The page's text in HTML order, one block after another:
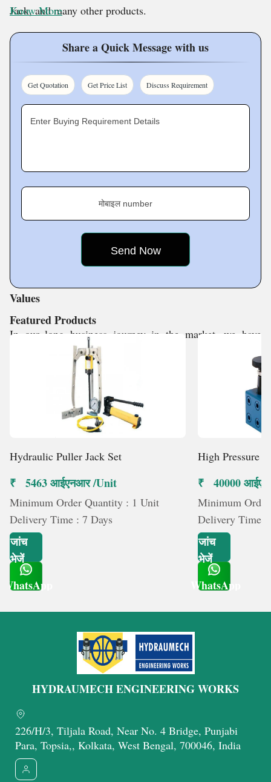
Jack, and many other products.
Mission
Our mission statement truly defines who we are and the
commitment to provide excellent service to respectable
Vision
efficient, productive, and economic solutions to
customers industrial requirements.
Values
In our long business journey in the market, we have
developed strong goodwill because of
Know More
Share a Quick Message with us
Get Quotation Get Price List Discuss Requirement
Enter Buying Requirement Details
मोबाइल number
Featured Products
Hydraulic Puller Jack Set
₹ 5463 आईएनआर /Unit
Minimum Order Quantity : 1 Unit
Delivery Time : 7 Days
जांच
भेजें
WhatsApp
High Pressure
₹ 40000
Minimum
Delivery Time :
जांच
भेजें
WhatsApp
HYDRAUMECH ENGINEERING WORKS
226/H/3, Tiljala Road, Near No. 4 Bridge, Punjabi
Para, Topsia,, Kolkata, West Bengal, 700046, India